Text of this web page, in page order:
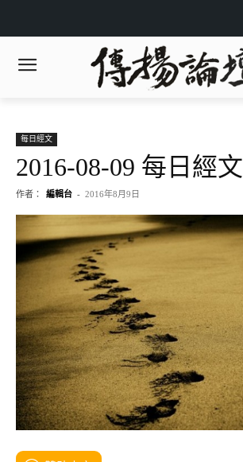
每日經文
2016-08-09 每日經文
作者： 編輯台 - 2016年8月9日